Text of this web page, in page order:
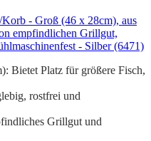
- Groß (46 x 28cm), aus
empfindlichen Grillgut,
- Silber (6471)
Bietet Platz für größere Fisch,
rostfrei und
Grillgut und